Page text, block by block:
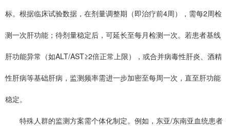
标。根据临床试验数据，在剂量调整期（即治疗前4周），需每2周检
测一次肝功能；待剂量稳定后，可延长至每月检测一次。若患者基线
肝功能异常（如ALT/AST≥2倍正常上限），或合并病毒性肝炎、酒精
性肝病等基础肝病，监测频率需进一步加密至每周一次，直至肝功能
稳定。
特殊人群的监测方案需个体化制定。例如，东亚/东南亚血统患者